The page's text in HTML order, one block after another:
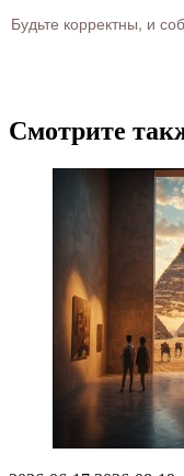
Будьте корректны, и
Смотрите